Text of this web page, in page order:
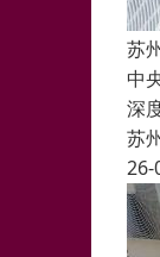
苏
中
深
苏
26-